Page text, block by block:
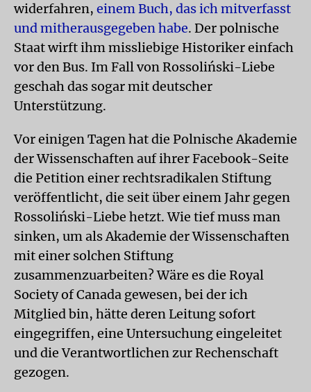
widerfahren, einem Buch, das ich mitverfasst
und mitherausgegeben habe. Der polnische
Staat wirft ihm missliebige Historiker einfach
vor den Bus. Im Fall von Rossoliński-Liebe
geschah das sogar mit deutscher
Unterstützung.
Vor einigen Tagen hat die Polnische Akademie
der Wissenschaften auf ihrer Facebook-Seite
die Petition einer rechtsradikalen Stiftung
veröffentlicht, die seit über einem Jahr gegen
Rossoliński-Liebe hetzt. Wie tief muss man
sinken, um als Akademie der Wissenschaften
mit einer solchen Stiftung
zusammenzuarbeiten? Wäre es die Royal
Society of Canada gewesen, bei der ich
Mitglied bin, hätte deren Leitung sofort
eingegriffen, eine Untersuchung eingeleitet
und die Verantwortlichen zur Rechenschaft
gezogen.